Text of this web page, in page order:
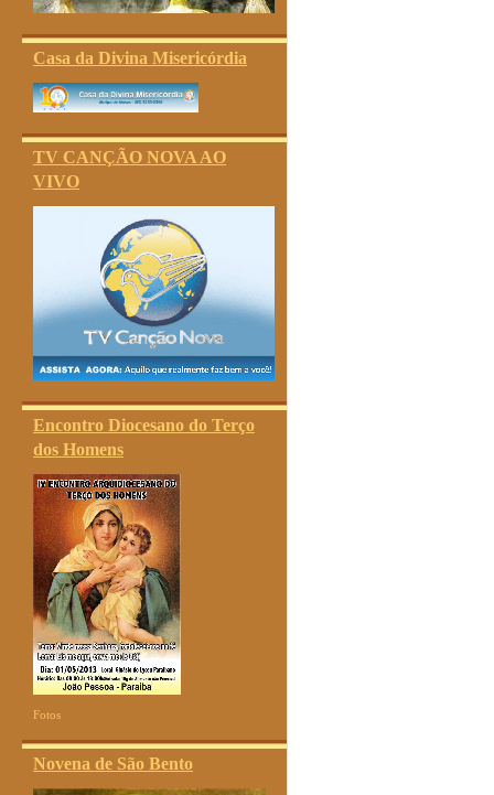
Casa da Divina Misericórdia
TV CANÇÃO NOVA AO
VIVO
Encontro Diocesano do Terço
dos Homens
Fotos
Novena de São Bento